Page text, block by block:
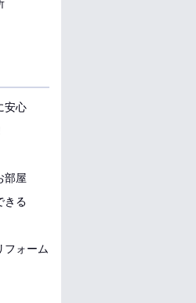
安心
部屋
きる
フォーム